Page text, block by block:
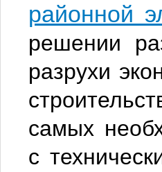
районной
решении
разрухи
самых
с